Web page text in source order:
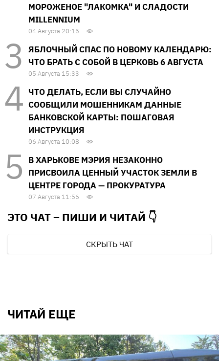
МОРОЖЕНОЕ "ЛАКОМКА" И СЛАДОСТИ
MILLENNIUM
04 Августа 20:15
ЯБЛОЧНЫЙ СПАС ПО НОВОМУ КАЛЕНДАРЮ:
ЧТО БРАТЬ С СОБОЙ В ЦЕРКОВЬ 6 АВГУСТА
05 Августа 15:33
ЧТО ДЕЛАТЬ, ЕСЛИ ВЫ СЛУЧАЙНО
СООБЩИЛИ МОШЕННИКАМ ДАННЫЕ
БАНКОВСКОЙ КАРТЫ: ПОШАГОВАЯ
ИНСТРУКЦИЯ
06 Августа 10:08
В ХАРЬКОВЕ МЭРИЯ НЕЗАКОННО
ПРИСВОИЛА ЦЕННЫЙ УЧАСТОК ЗЕМЛИ В
ЦЕНТРЕ ГОРОДА — ПРОКУРАТУРА
07 Августа 11:56
ЭТО ЧАТ – ПИШИ И ЧИТАЙ 👇
СКРЫТЬ ЧАТ
ЧИТАЙ ЕЩЕ